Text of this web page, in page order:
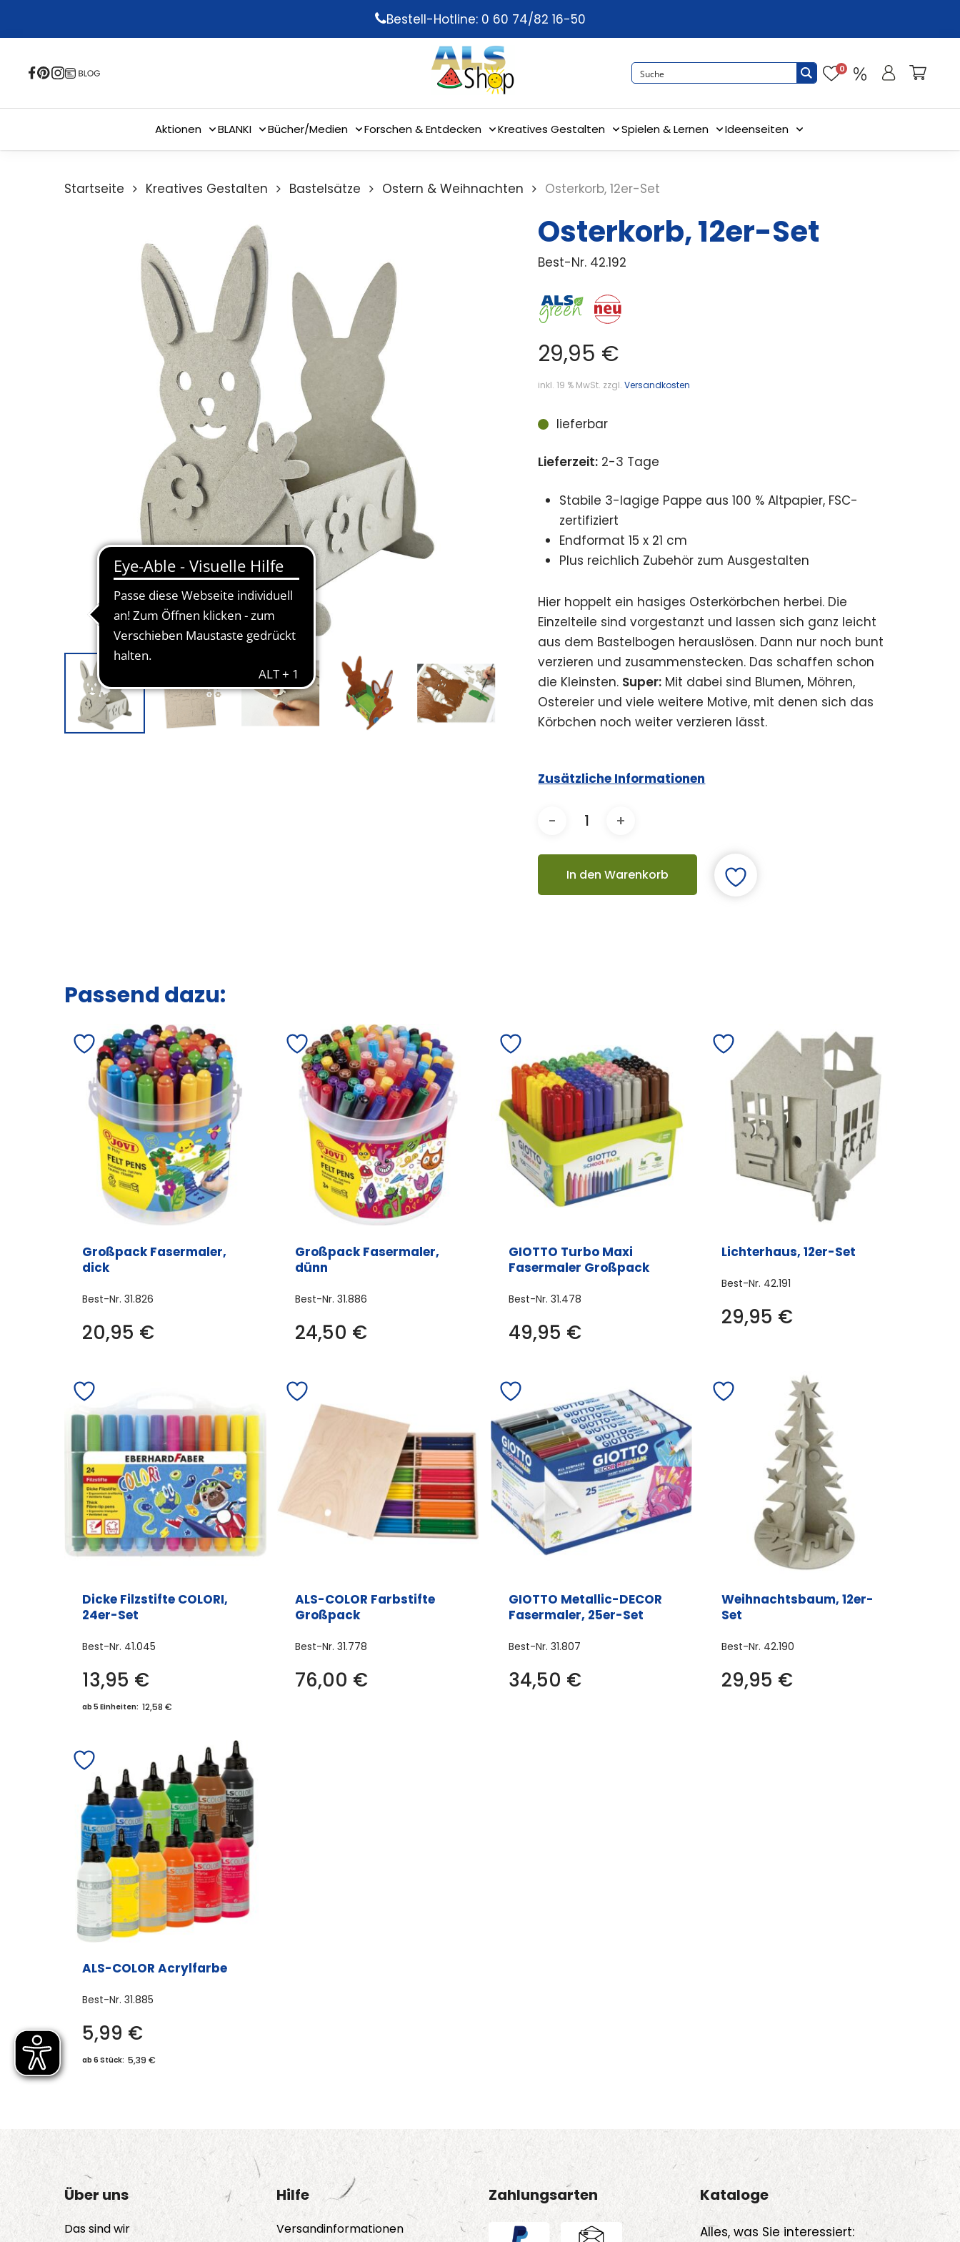
content
Bestell-Hotline: 0 60 74/82 16-50
0
Aktionen BLANKI Bücher/Medien Forschen & Entdecken Kreatives Gestalten Spielen & Lernen Ideenseiten
Startseite Kreatives Gestalten Bastelsätze Ostern & Weihnachten Osterkorb, 12er-Set
Osterkorb, 12er-Set
Best-Nr. 42.192
29,95 €
inkl. 19 % MwSt. zzgl.Versandkosten
lieferbar
Lieferzeit: 2-3 Tage
Stabile 3-lagige Pappe aus 100 % Altpapier, FSC-
zertifiziert
Endformat 15 x 21 cm
Plus reichlich Zubehör zum Ausgestalten
Hier hoppelt ein hasiges Osterkörbchen herbei. Die
Einzelteile sind vorgestanzt und lassen sich ganz leicht
aus dem Bastelbogen herauslösen. Dann nur noch bunt
verzieren und zusammenstecken. Das schaffen schon
die Kleinsten. Super: Mit dabei sind Blumen, Möhren,
Ostereier und viele weitere Motive, mit denen sich das
Körbchen noch weiter verzieren lässt.
Zusätzliche Informationen
In den Warenkorb
Passend dazu:
Großpack Fasermaler,
dick
Best-Nr. 31.826
20,95 €
Großpack Fasermaler,
dünn
Best-Nr.31.886
24,50 €
GIOTTO Turbo Maxi
Fasermaler Großpack
Best-Nr. 31.478
49,95 €
Lichterhaus, 12er-Set
Best-Nr. 42.191
29,95 €
Dicke Filzstifte COLORI,
24er-Set
Best-Nr. 41.045
13,95 €
ab 5 Einheiten: 12,58 €
ALS-COLOR Farbstifte
Großpack
Best-Nr.31.778
76,00 €
GIOTTO Metallic-DECOR
Fasermaler, 25er-Set
Best-Nr. 31.807
34,50 €
Weihnachtsbaum, 12er-
Set
Best-Nr. 42.190
29,95 €
ALS-COLOR Acrylfarbe
Best-Nr. 31.885
5,99 €
ab 6 Stück: 5,39 €
auf.
Die
können
Über uns
Das sind wir
Hilfe
Versandinformationen
Zahlungsarten Kataloge
Alles, was Sie interessiert: